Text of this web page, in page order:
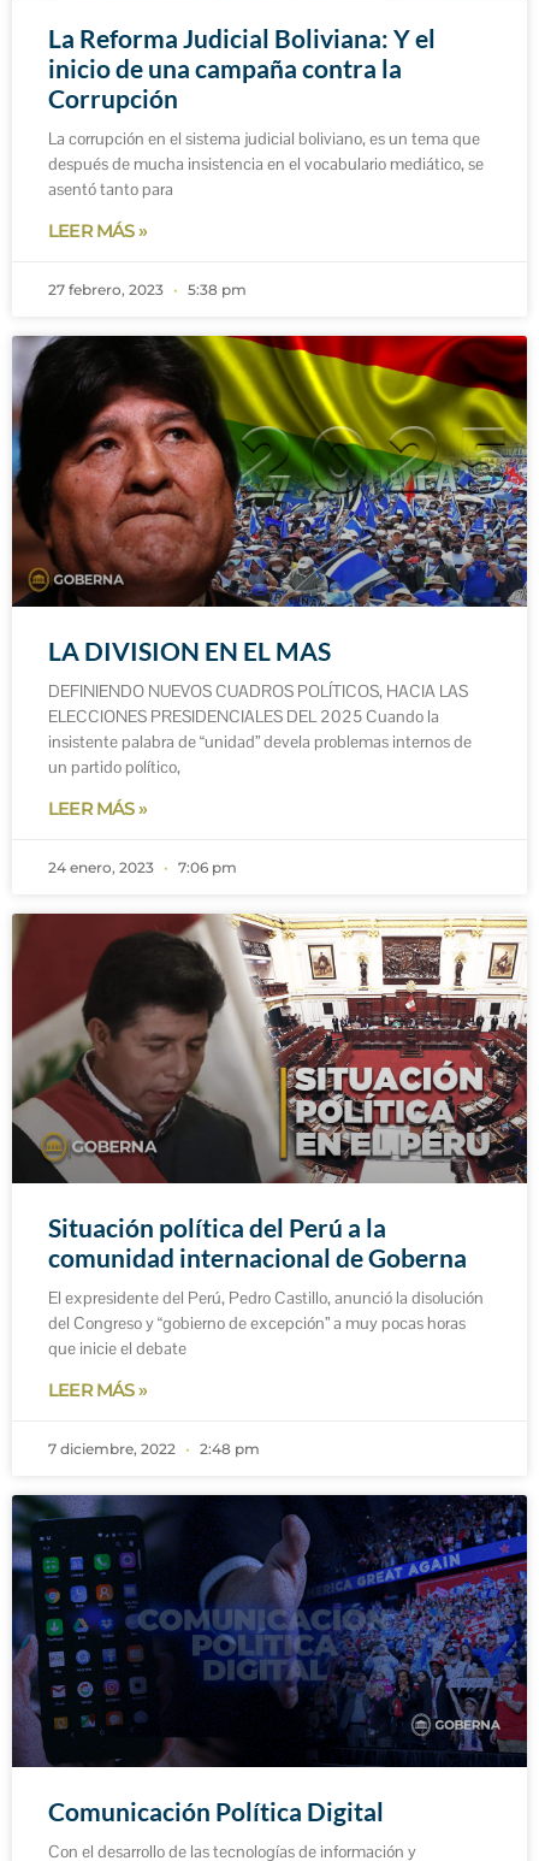
La Reforma Judicial Boliviana: Y el
inicio de una campaña contra la
Corrupción
La corrupción en el sistema judicial boliviano, es un tema que
después de mucha insistencia en el vocabulario mediático, se
asentó tanto para
LEER MÁS »
27 febrero, 2023 5:38 pm
LA DIVISION EN EL MAS
DEFINIENDO NUEVOS CUADROS POLÍTICOS, HACIA LAS
ELECCIONES PRESIDENCIALES DEL 2025 Cuando la
insistente palabra de “unidad” devela problemas internos de
un partido político,
LEER MÁS »
24 enero, 2023 7:06 pm
Situación política del Perú a la
comunidad internacional de Goberna
El expresidente del Perú, Pedro Castillo, anunció la disolución
del Congreso y “gobierno de excepción” a muy pocas horas
que inicie el debate
LEER MÁS »
7 diciembre, 2022 2:48 pm
Comunicación Política Digital
Con el desarrollo de las tecnologías de información y